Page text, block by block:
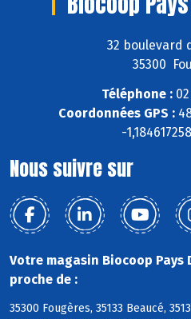
32 boulevard
35300
Téléphone :02
Coordonnées GPS :
-
Nous suivre sur
Votre magasin Biocoop Pays
proche de :
35300 Fougères, 35133 Beaucé,